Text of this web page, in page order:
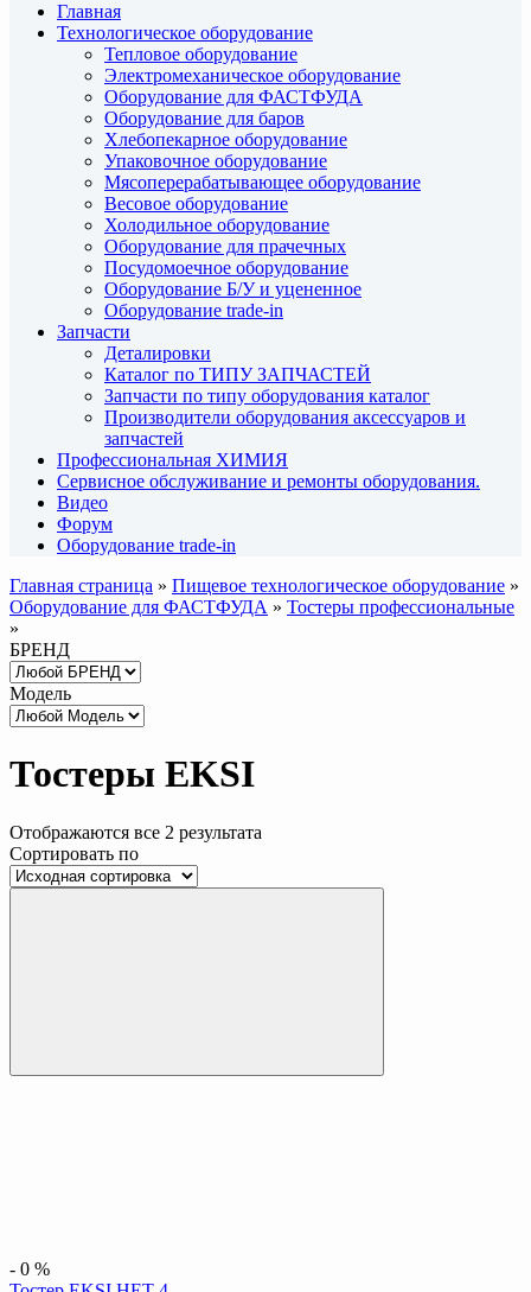
Главная
Технологическое оборудование
Тепловое оборудование
Электромеханическое оборудование
Оборудование для ФАСТФУДА
Оборудование для баров
Хлебопекарное оборудование
Упаковочное оборудование
Мясоперерабатывающее оборудование
Весовое оборудование
Холодильное оборудование
Оборудование для прачечных
Посудомоечное оборудование
Оборудование Б/У и уцененное
Оборудование trade-in
Запчасти
Деталировки
Каталог по ТИПУ ЗАПЧАСТЕЙ
Запчасти по типу оборудования каталог
Производители оборудования аксессуаров и
запчастей
Профессиональная ХИМИЯ
Сервисное обслуживание и ремонты оборудования.
Видео
Форум
Оборудование trade-in
Главная страница » Пищевое технологическое оборудование »
Оборудование для ФАСТФУДА » Тостеры профессиональные
»
БРЕНД
Модель
Тостеры EKSI
Отображаются все 2 результата
Сортировать по
- 0 %